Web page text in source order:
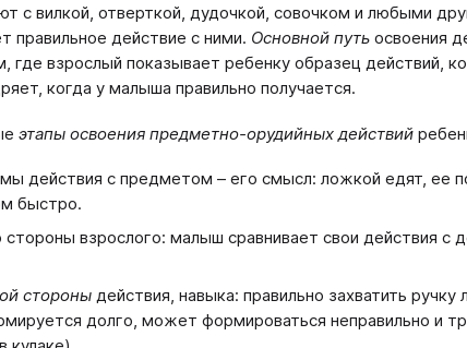
с вилкой, отверткой, дудочкой, совочком и любыми
правильное действие с ними. Основной путь освоения
где взрослый показывает ребенку образец действий,
когда у малыша правильно получается.
этапы освоения предметно-орудийных действий
действия с предметом – его смысл: ложкой едят, ее
быстро.
стороны взрослого: малыш сравнивает свои действия с
стороны действия, навыка: правильно захватить
долго, может формироваться неправильно и